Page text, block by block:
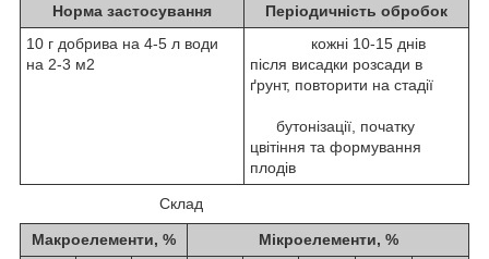
Норма застосування
Періодичність обробок
10 г добрива на 4-5 л води
на 2-3 м2
кожні 10-15 днів
після висадки розсади в
ґрунт, повторити на стадії
бутонізації, початку
цвітіння та формування
плодів
Склад
Макроелементи, %
Мікроелементи, %